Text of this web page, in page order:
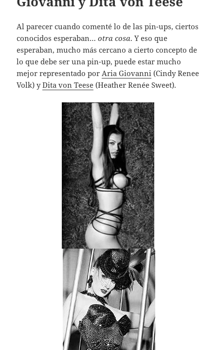
Al parecer cuando comenté lo de las pin-ups, ciertos
conocidos esperaban…otra cosa. Y eso que
esperaban, mucho más cercano a cierto concepto de
lo que debe ser una pin-up, puede estar mucho
mejor representado por Aria Giovanni (Cindy Renee
Volk) yDita von Teese (Heather Renée Sweet).